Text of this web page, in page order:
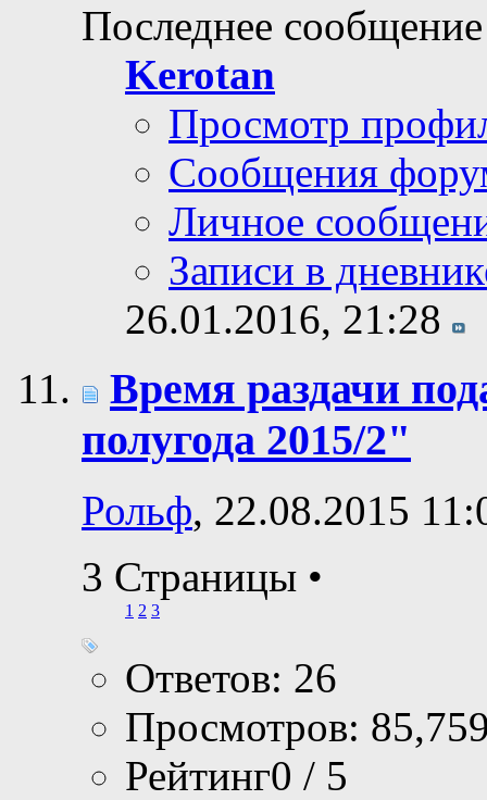
Последнее
Kerotan
Просмотр
Сообщения
Личное
Записи в
26.01.2016, 21:28
Время раздачи
полугода 2015/2"
Рольф, 22.08.2015
3 Страницы •
1 2 3
Ответов: 26
Просмотров:
Рейтинг0 / 5